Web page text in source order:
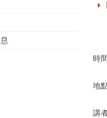
時
地
講